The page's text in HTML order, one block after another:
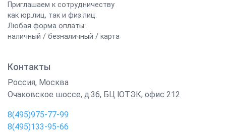
Приглашаем к сотрудничеству
как юр.лиц, так и физ.лиц.
Любая форма оплаты:
наличный / безналичный / карта
Контакты
Россия, Москва
Очаковское шоссе, д.36, БЦ ЮТЭК, офис 212
8(495)975-77-99
8(495)133-95-66